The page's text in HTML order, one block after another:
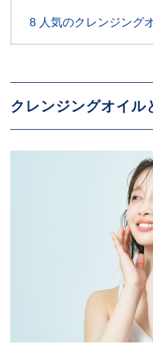
8人気のクレンジング
クレンジングオイル